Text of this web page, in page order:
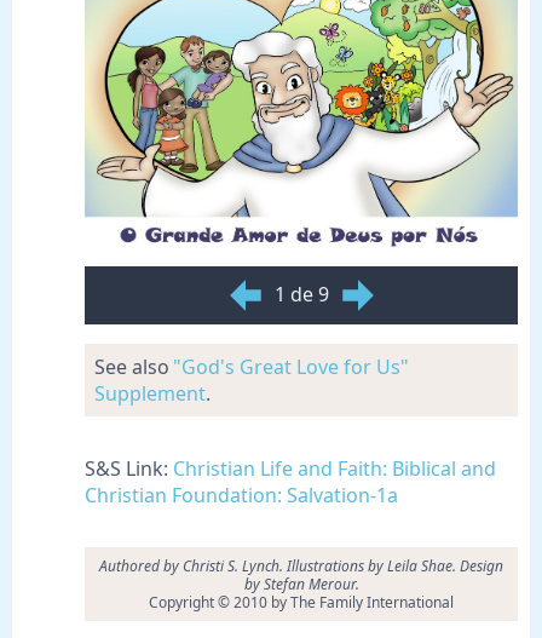
1 de 9
See also "God's Great Love for Us"
Supplement.
S&S Link: Christian Life and Faith: Biblical and
Christian Foundation: Salvation-1a
Authored by Christi S. Lynch. Illustrations by Leila Shae. Design
by Stefan Merour.
Copyright © 2010 by The Family International